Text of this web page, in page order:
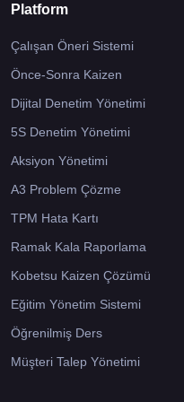
Platform
Çalışan Öneri Sistemi
Önce-Sonra Kaizen
Dijital Denetim Yönetimi
5S Denetim Yönetimi
Aksiyon Yönetimi
A3 Problem Çözme
TPM Hata Kartı
Ramak Kala Raporlama
Kobetsu Kaizen Çözümü
Eğitim Yönetim Sistemi
Öğrenilmiş Ders
Müşteri Talep Yönetimi